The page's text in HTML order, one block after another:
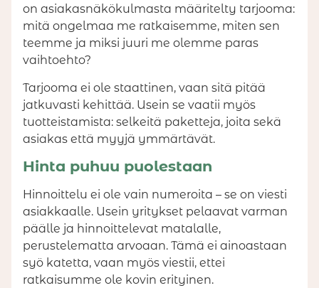
on asiakasnäkökulmasta määritelty tarjooma:
mitä ongelmaa me ratkaisemme, miten sen
teemme ja miksi juuri me olemme paras
vaihtoehto?
Tarjooma ei ole staattinen, vaan sitä pitää
jatkuvasti kehittää. Usein se vaatii myös
tuotteistamista: selkeitä paketteja, joita sekä
asiakas että myyjä ymmärtävät.
Hinta puhuu puolestaan
Hinnoittelu ei ole vain numeroita – se on viesti
asiakkaalle. Usein yritykset pelaavat varman
päälle ja hinnoittelevat matalalle,
perustelematta arvoaan. Tämä ei ainoastaan
syö katetta, vaan myös viestii, ettei
ratkaisumme ole kovin erityinen.